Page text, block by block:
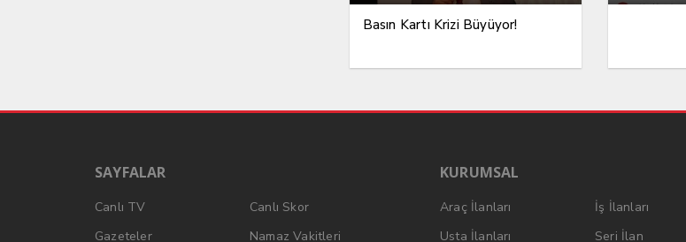
Basın Kartı Krizi Büyüyor!
SAYFALAR
Canlı TV
Canlı Skor
Gazeteler
Namaz Vakitleri
KURUMSAL
Araç İlanları
İş İlanları
Usta İlanları
Seri İlan